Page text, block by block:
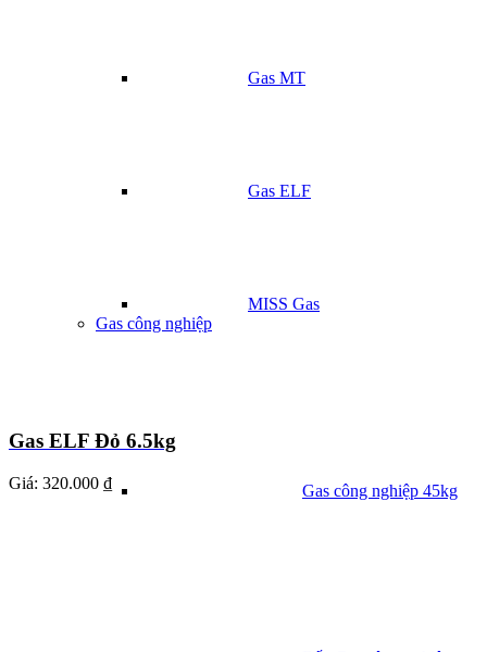
Gas MT
Gas ELF
MISS Gas
Gas công nghiệp
Gas công nghiệp 45kg
Gas ELF Đỏ 6.5kg
Giá: 320.000 ₫